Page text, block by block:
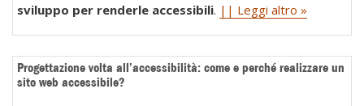
sviluppo per renderle accessibili. || Leggi altro »
Progettazione volta all’accessibilità: come e perché realizzare un
sito web accessibile?